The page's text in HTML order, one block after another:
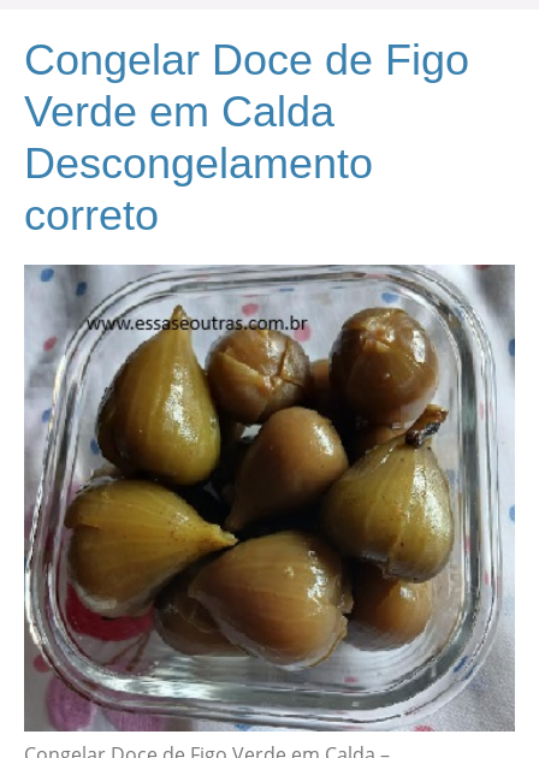
Congelar Doce de Figo
Verde em Calda
Descongelamento
correto